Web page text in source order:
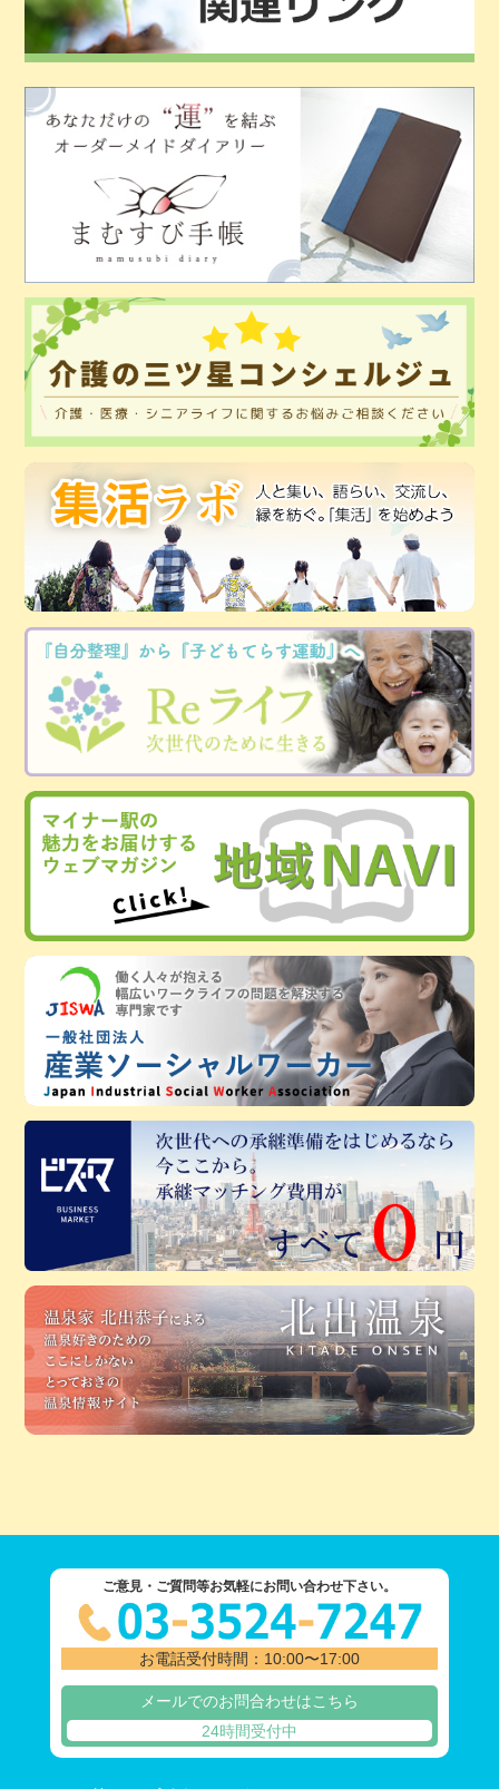
ご意見・ご質問等お気軽にお問い合わせ下さい。
お電話受付時間：10:00〜17:00
メールでのお問合わせはこちら
24時間受付中